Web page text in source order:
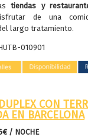
tiendas y
de una
largo tratamiento.
010901
CON
EN BARCELONA
/ NOCHE